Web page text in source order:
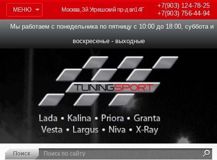
МЕНЮ
+7(903)124-78-25
+7(903)756-44-94
Москва, 3й Угрешский пр-д вл14Г
Мы работаем с понедельника по пятницу с 10:00 до 18:00, суббота и
воскресенье - выходные